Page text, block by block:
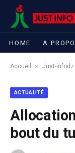
HOME A
Accueil » Just-infodz
ACTUALITÉ
bout du